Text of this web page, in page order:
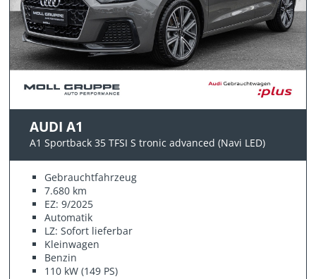
AUDI A1
A1 Sportback 35 TFSI S tronic advanced (Navi LED)
Gebrauchtfahrzeug
7.680 km
EZ: 9/2025
Automatik
LZ: Sofort lieferbar
Kleinwagen
Benzin
110 kW (149 PS)